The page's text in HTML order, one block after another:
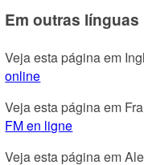
Em outras línguas
Veja esta página em
online
Veja esta página em
FM en ligne
Veja esta página em